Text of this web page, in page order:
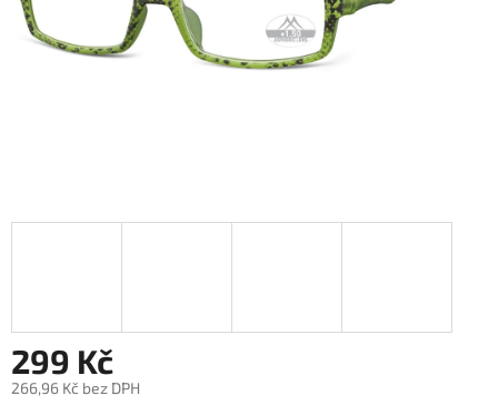
299 Kč
266,96 Kč bez DPH